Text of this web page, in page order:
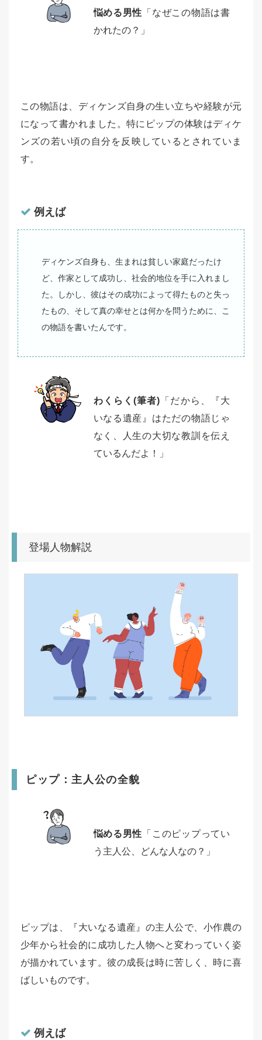
悩める男性 「なぜこの物語は書
かれたの？」
この物語は、ディケンズ自身の生い立ちや経験が元
になって書かれました。特にピップの体験はディケ
ンズの若い頃の自分を反映しているとされていま
す。
例えば
ディケンズ自身も、生まれは貧しい家庭だったけ
ど、作家として成功し、社会的地位を手に入れまし
た。しかし、彼はその成功によって得たものと失っ
たもの、そして真の幸せとは何かを問うために、こ
の物語を書いたんです。
わくらく(筆者) 「だから、『大
いなる遺産』はただの物語じゃ
なく、人生の大切な教訓を伝え
ているんだよ！」
登場人物解説
ピップ：主人公の全貌
悩める男性 「このピップってい
う主人公、どんな人なの？」
ピップは、『大いなる遺産』の主人公で、小作農の
少年から社会的に成功した人物へと変わっていく姿
が描かれています。彼の成長は時に苦しく、時に喜
ばしいものです。
例えば